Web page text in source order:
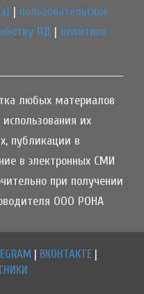
| пользовательское
ПД | политика
любых материалов
их
публикации в
в электронных СМИ
при получении
ООО РОНА
ВКОНТАКТЕ